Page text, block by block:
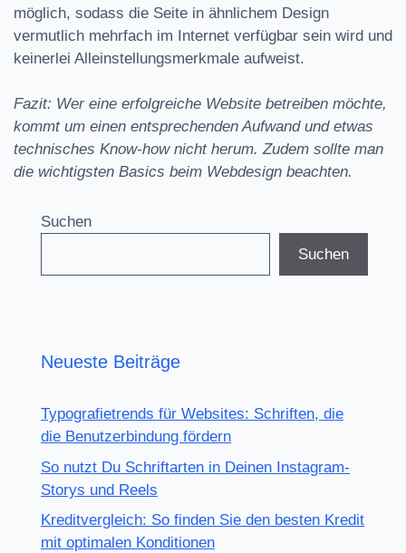
möglich, sodass die Seite in ähnlichem Design
vermutlich mehrfach im Internet verfügbar sein wird und
keinerlei Alleinstellungsmerkmale aufweist.
Fazit: Wer eine erfolgreiche Website betreiben möchte,
kommt um einen entsprechenden Aufwand und etwas
technisches Know-how nicht herum. Zudem sollte man
die wichtigsten Basics beim Webdesign beachten.
Suchen
Suchen
Neueste Beiträge
Typografietrends für Websites: Schriften, die
die Benutzerbindung fördern
So nutzt Du Schriftarten in Deinen Instagram-
Storys und Reels
Kreditvergleich: So finden Sie den besten Kredit
mit optimalen Konditionen